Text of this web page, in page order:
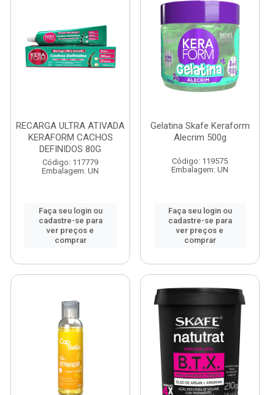
RECARGA ULTRA ATIVADA
KERAFORM CACHOS
DEFINIDOS 80G
Código: 117779
Embalagem: UN
Faça seu login ou
cadastre-se para
ver preços e
comprar
Gelatina Skafe Keraform
Alecrim 500g
Código: 119575
Embalagem: UN
Faça seu login ou
cadastre-se para
ver preços e
comprar